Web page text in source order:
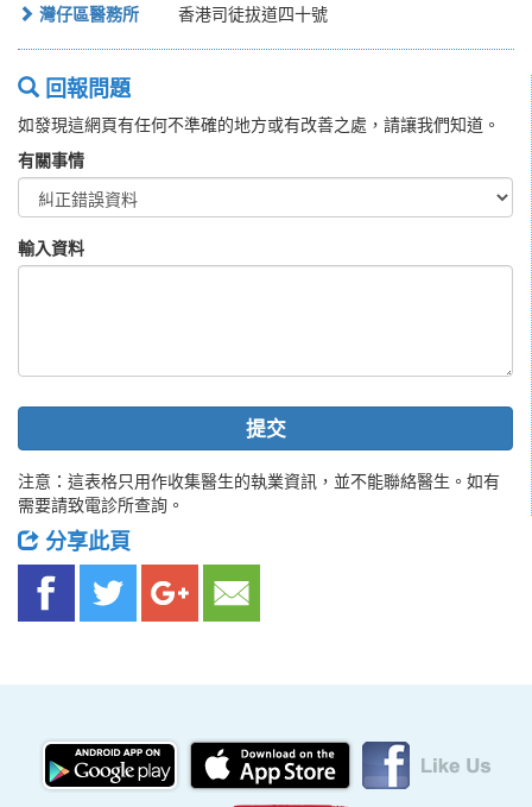
灣仔區醫務所
香港司徒拔道四十號
回報問題
如發現這網頁有任何不準確的地方或有改善之處，請讓我們知道。
有關事情
輸入資料
提交
注意：這表格只用作收集醫生的執業資訊，並不能聯絡醫生。如有
需要請致電診所查詢。
分享此頁